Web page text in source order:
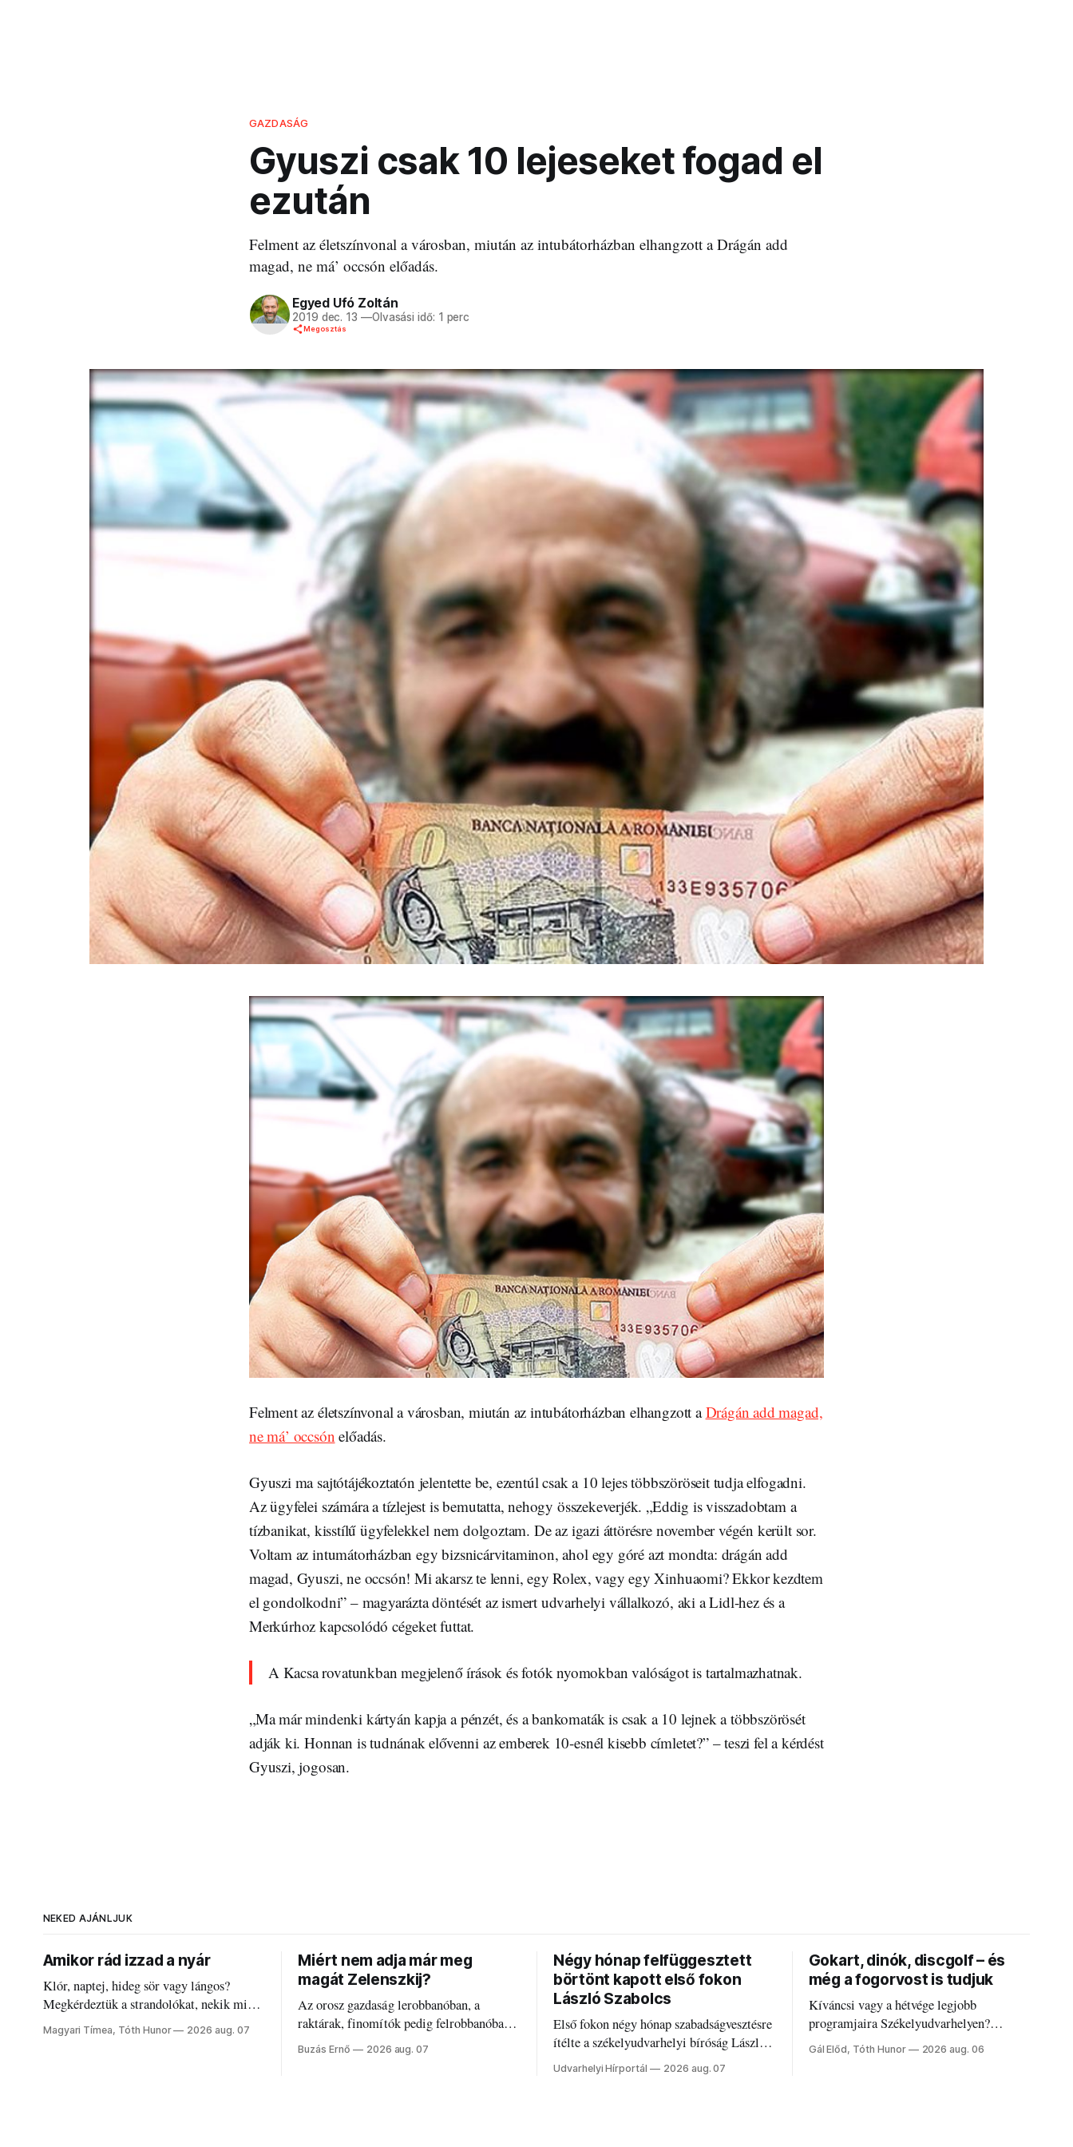
GAZDASÁG
Gyuszi csak 10 lejeseket fogad el
ezután
Felment az életszínvonal a városban, miután az intubátorházban elhangzott a Drágán add
magad, ne má’ occsón előadás.
Egyed Ufó Zoltán
2019 dec. 13 —Olvasási idő: 1 perc
Megosztás
Felment az életszínvonal a városban, miután az intubátorházban elhangzott aDrágán add magad,
ne má’ occsón előadás.
Gyuszi ma sajtótájékoztatón jelentette be, ezentúl csak a 10 lejes többszöröseit tudja elfogadni.
Az ügyfelei számára a tízlejest is bemutatta, nehogy összekeverjék. „Eddig is visszadobtam a
tízbanikat, kisstílű ügyfelekkel nem dolgoztam. De az igazi áttörésre november végén került sor.
Voltam az intumátorházban egy bizsnicárvitaminon, ahol egy góré azt mondta: drágán add
magad, Gyuszi, ne occsón! Mi akarsz te lenni, egy Rolex, vagy egy Xinhuaomi? Ekkor kezdtem
el gondolkodni” – magyarázta döntését az ismert udvarhelyi vállalkozó, aki a Lidl-hez és a
Merkúrhoz kapcsolódó cégeket futtat.
A Kacsa rovatunkban megjelenő írások és fotók nyomokban valóságot is tartalmazhatnak.
„Ma már mindenki kártyán kapja a pénzét, és a bankomaták is csak a 10 lejnek a többszörösét
adják ki. Honnan is tudnának elővenni az emberek 10-esnél kisebb címletet?” – teszi fel a kérdést
Gyuszi, jogosan.
NEKED AJÁNLJUK
Amikor rád izzad a nyár
Klór, naptej, hideg sör vagy lángos?
Megkérdeztük a strandolókat, nekik mi
jelenti a nyarat, és hogyan bírják a
kánikulát.
Magyari Tímea, Tóth Hunor 2026 aug. 07
Miért nem adja már meg
magát Zelenszkij?
Az orosz gazdaság lerobbanóban, a
raktárak, finomítók pedig felrobbanóban.
Akárcsak az ukrán népharag, amikor
elégedetlen vezetőivel.
Buzás Ernő 2026 aug. 07
Négy hónap felfüggesztett
börtönt kapott első fokon
László Szabolcs
Első fokon négy hónap szabadságvesztésre
ítélte a székelyudvarhelyi bíróság László
Szabolcsot.
Udvarhelyi Hírportál 2026 aug. 07
Gokart, dinók, discgolf – és
még a fogorvost is tudjuk
Kíváncsi vagy a hétvége legjobb
programjaira Székelyudvarhelyen?
Nálunk megtalálod őket – sőt, ha baj van a
fogaddal, a fogorvosi ügyeletet is!
Gál Előd, Tóth Hunor 2026 aug. 06